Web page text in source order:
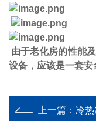
由于老化房的性能
设备，应该是一套
上一篇： 冷